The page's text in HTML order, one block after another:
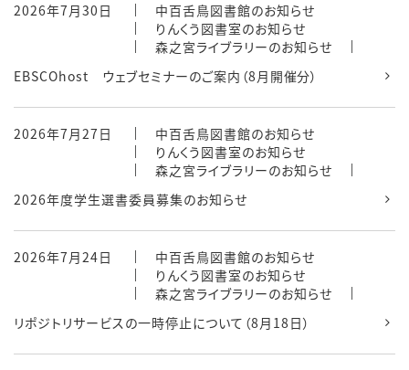
2026年7月30日
中百舌鳥図書館のお知らせ
りんくう図書室のお知らせ
森之宮ライブラリーのお知らせ
EBSCOhost ウェブセミナーのご案内（8月開催分）
2026年7月27日
中百舌鳥図書館のお知らせ
りんくう図書室のお知らせ
森之宮ライブラリーのお知らせ
2026年度学生選書委員募集のお知らせ
2026年7月24日
中百舌鳥図書館のお知らせ
りんくう図書室のお知らせ
森之宮ライブラリーのお知らせ
リポジトリサービスの一時停止について（8月18日）